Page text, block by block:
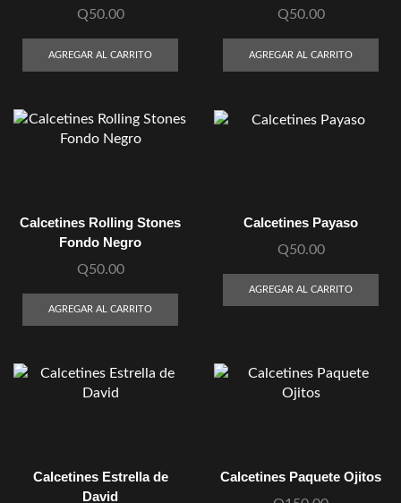
Q50.00
AGREGAR AL CARRITO
Q50.00
AGREGAR AL CARRITO
Calcetines Rolling Stones
Fondo Negro
Q50.00
AGREGAR AL CARRITO
Calcetines Payaso
Q50.00
AGREGAR AL CARRITO
Calcetines Estrella de
David
Calcetines Paquete Ojitos